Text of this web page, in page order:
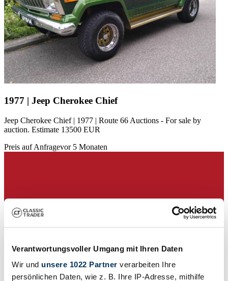
Verantwortungsvoller Umgang mit Ihren Daten
Wir und unsere 1022 Partner verarbeiten Ihre
persönlichen Daten, wie z. B. Ihre IP-Adresse, mithilfe
1977 | Jeep Cherokee Chief
Jeep Cherokee Chief | 1977 | Route 66 Auctions - For sale by
auction. Estimate 13500 EUR
Preis auf Anfragevor 5 Monaten